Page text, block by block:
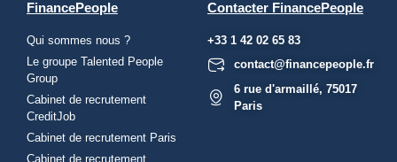
FinancePeople
Qui sommes nous ?
Le groupe Talented People
Group
Cabinet de recrutement
CreditJob
Cabinet de recrutement Paris
Cabinet de recrutement
Contacter FinancePeople
+33 1 42 02 65 83
contact@financepeople.fr
6 rue d'armaillé, 75017
Paris